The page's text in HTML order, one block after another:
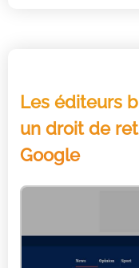
Les éditeurs
un droit de
Google